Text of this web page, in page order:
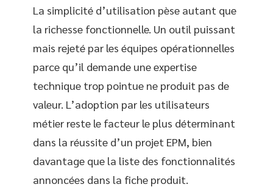
La simplicité d’utilisation pèse autant que
la richesse fonctionnelle. Un outil puissant
mais rejeté par les équipes opérationnelles
parce qu’il demande une expertise
technique trop pointue ne produit pas de
valeur. L’adoption par les utilisateurs
métier reste le facteur le plus déterminant
dans la réussite d’un projet EPM, bien
davantage que la liste des fonctionnalités
annoncées dans la fiche produit.